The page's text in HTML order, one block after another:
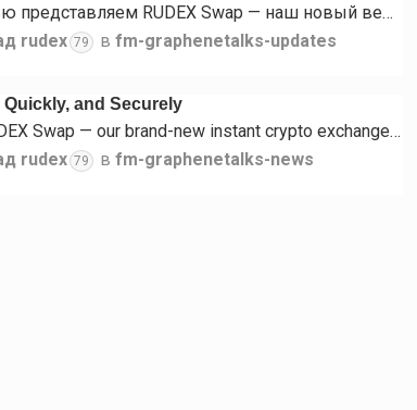
Привет, сообщество RUDEX! Сегодня мы с гордостью представляем RUDEX Swap — наш новый веб-интерфейс мгновенного…
rudex 79 в fm-graphenetalks-updates
and Securely
Hello RUDEX community! We’re excited to introduce RUDEX Swap — our brand-new instant crypto exchange interface…
rudex 79 в fm-graphenetalks-news